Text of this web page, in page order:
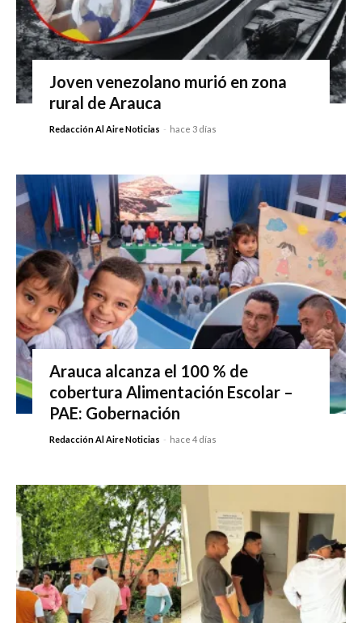
Joven venezolano murió en zona
rural de Arauca
Redacción Al Aire Noticias - hace 3 días
Arauca alcanza el 100 % de
cobertura Alimentación Escolar –
PAE: Gobernación
Redacción Al Aire Noticias - hace 4 días